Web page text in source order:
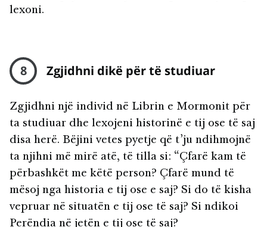
lexoni.
8 Zgjidhni dikë për të studiuar
Zgjidhni një individ në Librin e Mormonit për
ta studiuar dhe lexojeni historinë e tij ose të saj
disa herë. Bëjini vetes pyetje që t’ju ndihmojnë
ta njihni më mirë atë, të tilla si: “Çfarë kam të
përbashkët me këtë person? Çfarë mund të
mësoj nga historia e tij ose e saj? Si do të kisha
vepruar në situatën e tij ose të saj? Si ndikoi
Perëndia në jetën e tij ose të saj?